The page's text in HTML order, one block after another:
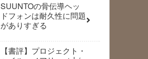
SUUNTOの骨伝導ヘッ
ドフォンは耐久性に問題
がありすぎる
【書評】プロジェクト・